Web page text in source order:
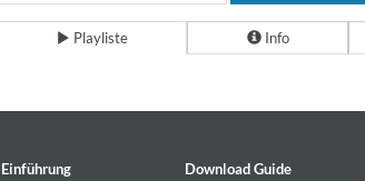
Cindy Blackman Santana
Genre:Jazz
Playliste Info
Einführung
Download Guide